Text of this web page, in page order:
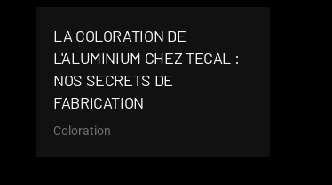
LA COLORATION DE
L'ALUMINIUM CHEZ TECAL :
NOS SECRETS DE
FABRICATION
Coloration